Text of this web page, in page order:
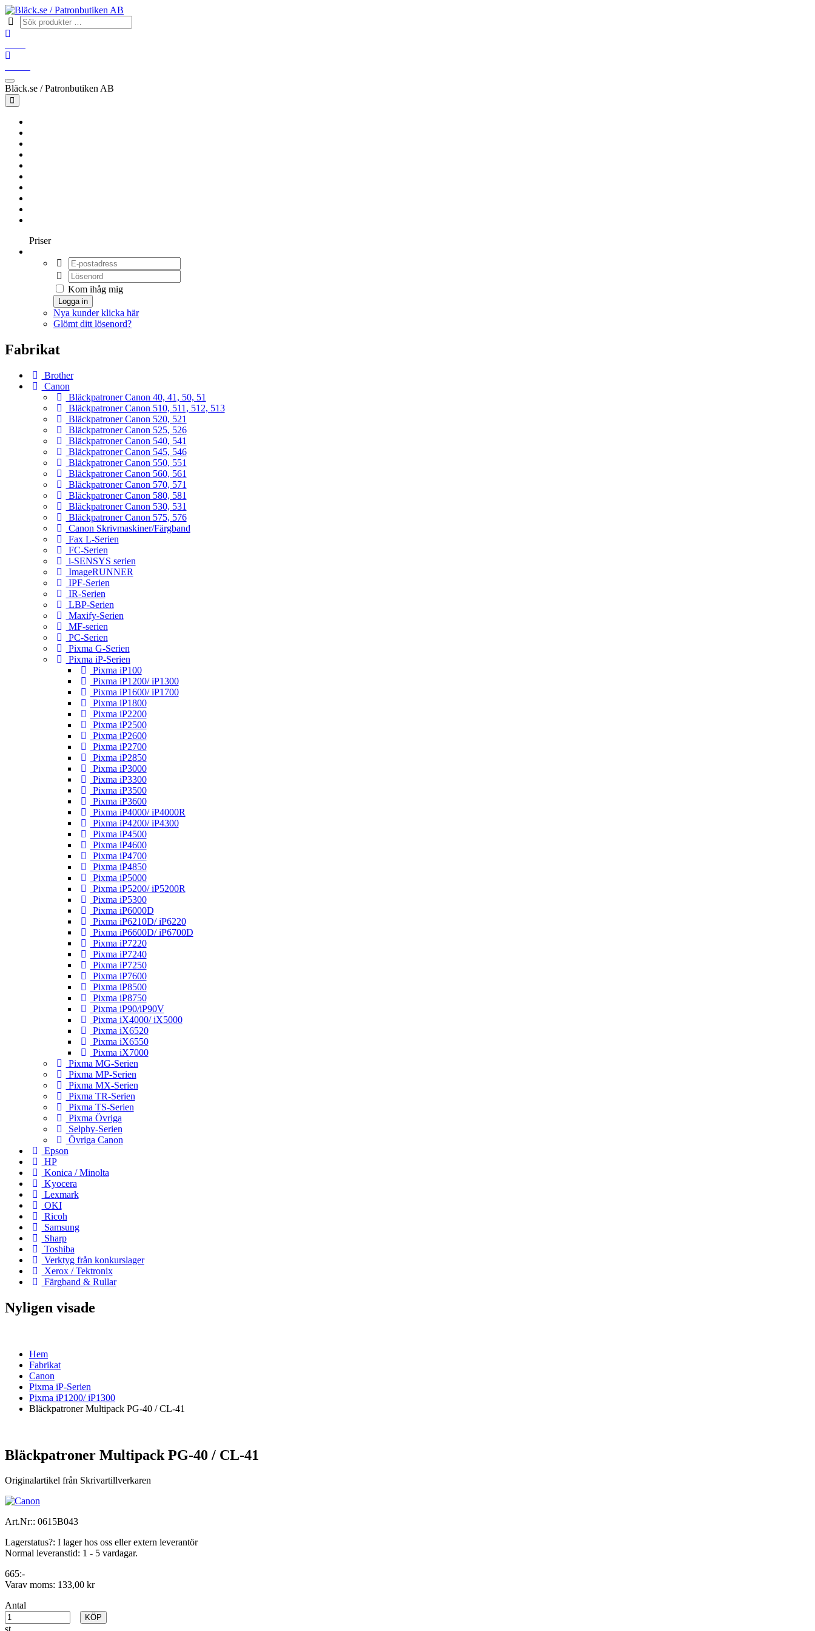
Bläck.se / Patronbutiken AB
Priser
Kom ihåg mig
Logga in
Nya kunder klicka här
Glömt ditt lösenord?
Fabrikat
Brother
Canon
Bläckpatroner Canon 40, 41, 50, 51
Bläckpatroner Canon 510, 511, 512, 513
Bläckpatroner Canon 520, 521
Bläckpatroner Canon 525, 526
Bläckpatroner Canon 540, 541
Bläckpatroner Canon 545, 546
Bläckpatroner Canon 550, 551
Bläckpatroner Canon 560, 561
Bläckpatroner Canon 570, 571
Bläckpatroner Canon 580, 581
Bläckpatroner Canon 530, 531
Bläckpatroner Canon 575, 576
Canon Skrivmaskiner/Färgband
Fax L-Serien
FC-Serien
i-SENSYS serien
ImageRUNNER
IPF-Serien
IR-Serien
LBP-Serien
Maxify-Serien
MF-serien
PC-Serien
Pixma G-Serien
Pixma iP-Serien
Pixma iP100
Pixma iP1200/ iP1300
Pixma iP1600/ iP1700
Pixma iP1800
Pixma iP2200
Pixma iP2500
Pixma iP2600
Pixma iP2700
Pixma iP2850
Pixma iP3000
Pixma iP3300
Pixma iP3500
Pixma iP3600
Pixma iP4000/ iP4000R
Pixma iP4200/ iP4300
Pixma iP4500
Pixma iP4600
Pixma iP4700
Pixma iP4850
Pixma iP5000
Pixma iP5200/ iP5200R
Pixma iP5300
Pixma iP6000D
Pixma iP6210D/ iP6220
Pixma iP6600D/ iP6700D
Pixma iP7220
Pixma iP7240
Pixma iP7250
Pixma iP7600
Pixma iP8500
Pixma iP8750
Pixma iP90/iP90V
Pixma iX4000/ iX5000
Pixma iX6520
Pixma iX6550
Pixma iX7000
Pixma MG-Serien
Pixma MP-Serien
Pixma MX-Serien
Pixma TR-Serien
Pixma TS-Serien
Pixma Övriga
Selphy-Serien
Övriga Canon
Epson
HP
Konica / Minolta
Kyocera
Lexmark
OKI
Ricoh
Samsung
Sharp
Toshiba
Verktyg från konkurslager
Xerox / Tektronix
Färgband & Rullar
Nyligen visade
Hem
Fabrikat
Canon
Pixma iP-Serien
Pixma iP1200/ iP1300
Bläckpatroner Multipack PG-40 / CL-41
Bläckpatroner Multipack PG-40 / CL-41
Originalartikel från Skrivartillverkaren
Art.Nr:: 0615B043
Lagerstatus?: I lager hos oss eller extern leverantör
Normal leveranstid: 1 - 5 vardagar.
665:-
Varav moms: 133,00 kr
Antal
KÖP